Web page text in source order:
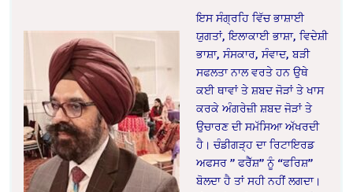
ਇਸ ਸੰਗ੍ਰਹਿ ਵਿੱਚ ਭਾਸ਼ਾਈ
ਯੁਗਤਾਂ, ਇਲਾਕਾਈ ਭਾਸ਼ਾ, ਵਿਦੇਸ਼ੀ
ਭਾਸ਼ਾ, ਸੰਸਕਾਰ, ਸੰਵਾਦ, ਬੜੀ
ਸਫਲਤਾ ਨਾਲ ਵਰਤੇ ਹਨ ਉਥੇ
ਕਈ ਥਾਵਾਂ ਤੇ ਸ਼ਬਦ ਜੋੜਾਂ ਤੇ ਖਾਸ
ਕਰਕੇ ਅੰਗਰੇਜ਼ੀ ਸ਼ਬਦ ਜੋੜਾਂ ਤੇ
ਉਚਾਰਣ ਦੀ ਸਮੱਸਿਆ ਅੱਖਰਦੀ
ਹੈ। ਚੰਡੀਗੜ੍ਹ ਦਾ ਰਿਟਾਇਰਡ
ਅਫਸਰ ” ਫਰੈੱਸ਼” ਨੂੰ “ਫਰਿਸ਼”
ਬੋਲਦਾ ਹੈ ਤਾਂ ਸਹੀ ਨਹੀਂ ਲਗਦਾ।